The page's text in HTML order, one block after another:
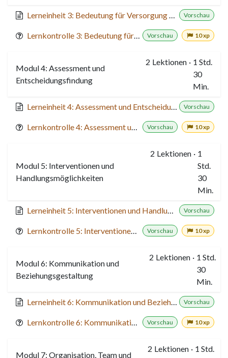
Vorschau
Vorschau 10 xp
Modul 4: Assessment und
Entscheidungsfindung
2 Lektionen · 1 Std.
30
Min.
Vorschau
Vorschau 10 xp
Modul 5: Interventionen und
Handlungsmöglichkeiten
2 Lektionen · 1
Std.
30
Min.
Vorschau
Vorschau 10 xp
Modul 6: Kommunikation und
Beziehungsgestaltung
2 Lektionen · 1 Std.
30
Min.
Vorschau
Vorschau 10 xp
Modul 7: Organisation, Team und
2 Lektionen · 1 Std.